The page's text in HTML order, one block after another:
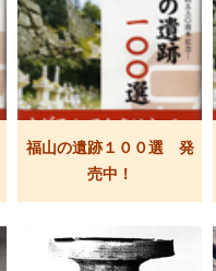
福山の遺跡１００選 発
売中！